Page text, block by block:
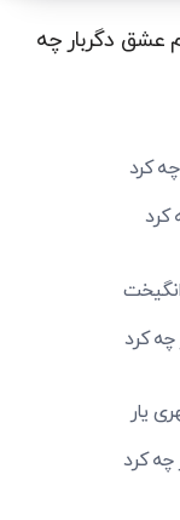
غم عشق دگربار چه
کرد
کرد
کرد
یار
کرد